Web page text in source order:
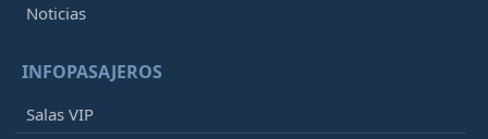
Noticias
INFOPASAJEROS
Salas VIP